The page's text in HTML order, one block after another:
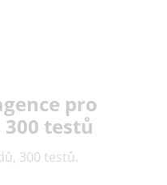
pro
testů
300 testů.